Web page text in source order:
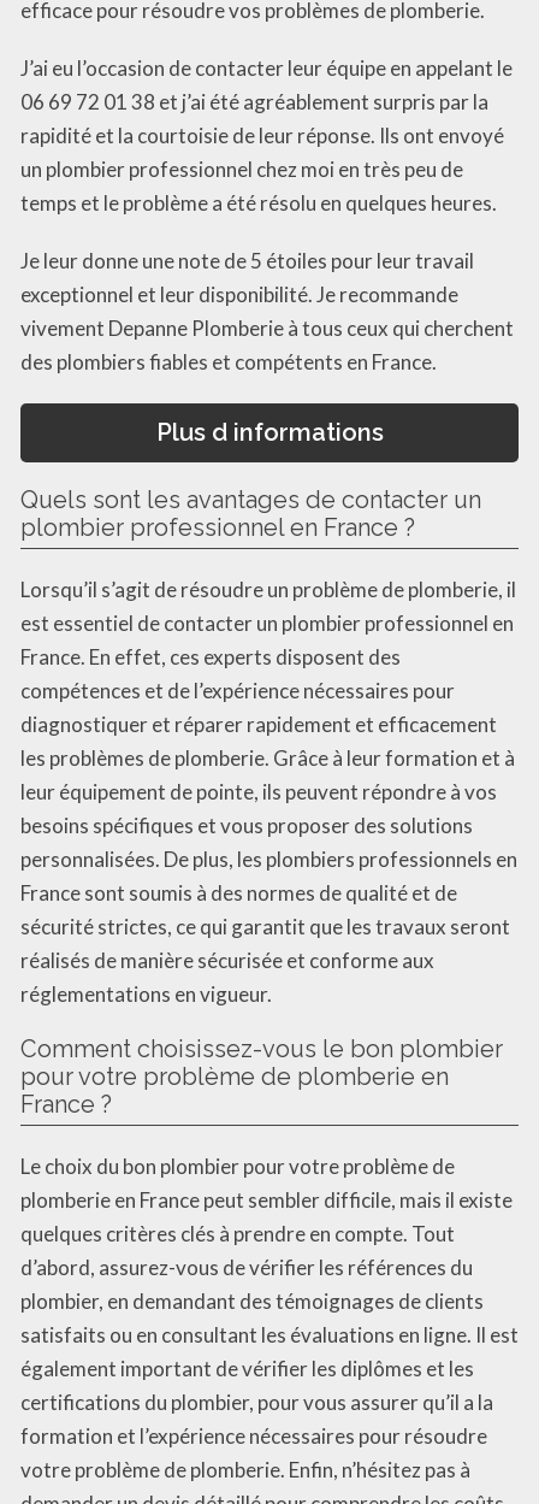
efficace pour résoudre vos problèmes de plomberie.
J’ai eu l’occasion de contacter leur équipe en appelant le
06 69 72 01 38 et j’ai été agréablement surpris par la
rapidité et la courtoisie de leur réponse. Ils ont envoyé
un plombier professionnel chez moi en très peu de
temps et le problème a été résolu en quelques heures.
Je leur donne une note de 5 étoiles pour leur travail
exceptionnel et leur disponibilité. Je recommande
vivement Depanne Plomberie à tous ceux qui cherchent
des plombiers fiables et compétents en France.
Plus d informations
Quels sont les avantages de contacter un
plombier professionnel en France ?
Lorsqu’il s’agit de résoudre un problème de plomberie, il
est essentiel de contacter un plombier professionnel en
France. En effet, ces experts disposent des
compétences et de l’expérience nécessaires pour
diagnostiquer et réparer rapidement et efficacement
les problèmes de plomberie. Grâce à leur formation et à
leur équipement de pointe, ils peuvent répondre à vos
besoins spécifiques et vous proposer des solutions
personnalisées. De plus, les plombiers professionnels en
France sont soumis à des normes de qualité et de
sécurité strictes, ce qui garantit que les travaux seront
réalisés de manière sécurisée et conforme aux
réglementations en vigueur.
Comment choisissez-vous le bon plombier
pour votre problème de plomberie en
France ?
Le choix du bon plombier pour votre problème de
plomberie en France peut sembler difficile, mais il existe
quelques critères clés à prendre en compte. Tout
d’abord, assurez-vous de vérifier les références du
plombier, en demandant des témoignages de clients
satisfaits ou en consultant les évaluations en ligne. Il est
également important de vérifier les diplômes et les
certifications du plombier, pour vous assurer qu’il a la
formation et l’expérience nécessaires pour résoudre
votre problème de plomberie. Enfin, n’hésitez pas à